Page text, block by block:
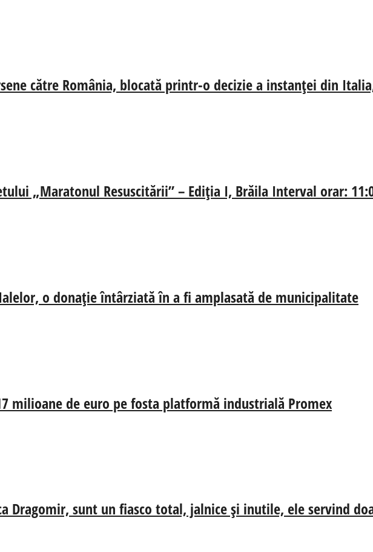
către România, blocată printr-o decizie a instanței din
„Maratonul Resuscitării” – Ediția I, Brăila Interval orar:
o donație întârziată în a fi amplasată de municipalitate
milioane de euro pe fosta platformă industrială Promex
Dragomir, sunt un fiasco total, jalnice și inutile, ele servind